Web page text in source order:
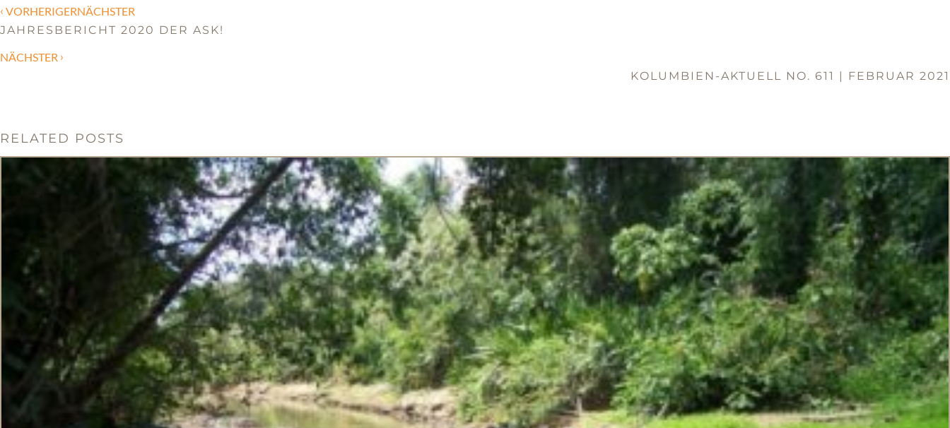
‹ VORHERIGERNÄCHSTER
JAHRESBERICHT 2020 DER ASK!
NÄCHSTER ›
KOLUMBIEN-AKTUELL NO. 611 | FEBRUAR 2021
RELATED POSTS